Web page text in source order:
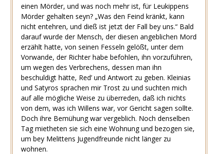
einen Mörder, und was noch mehr ist, für Leukippens
Mörder gehalten seyn? „Was den Feind kränkt, kann
nicht entehren, und dieß ist jetzt der Fall bey uns.“ Bald
darauf wurde der Mensch, der diesen angeblichen Mord
erzählt hatte, von seinen Fesseln gelößt, unter dem
Vorwande, der Richter habe befohlen, ihn vorzuführen,
um wegen des Verbrechens, dessen man ihn
beschuldigt hätte, Red’ und Antwort zu geben. Kleinias
und Satyros sprachen mir Trost zu und suchten mich
auf alle mögliche Weise zu überreden, daß ich nichts
von dem, was ich Willens war, vor Gericht sagen sollte.
Doch ihre Bemühung war vergeblich. Noch denselben
Tag mietheten sie sich eine Wohnung und bezogen sie,
um bey Melittens Jugendfreunde nicht länger zu
wohnen.